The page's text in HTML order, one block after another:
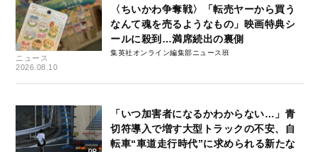
ニュース
2026.08.10
〈ちいかわ争奪戦〉「転売ヤーから買う
なんて魂を売るようなもの」映画特典シ
ールに殺到…満席続出の裏側
集英社オンライン編集部ニュース班
「いつ加害者になるかわからない…」青
切符導入で増す大型トラックの不安、自
転車“車道走行時代”に求められる新たな